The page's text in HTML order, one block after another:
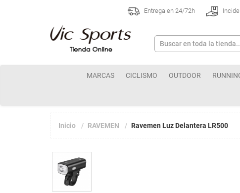
Entrega en 24/72h
MARCAS CICLISMO OUTDOOR
Inicio RAVEMEN Ravemen Luz Delantera LR500